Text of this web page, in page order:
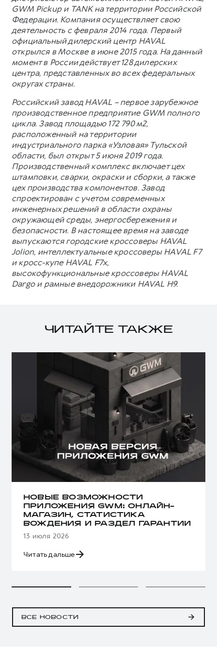
GWM Pickup и TANK на территории Российской
Федерации. Компания осуществляет свою
деятельность с февраля 2014 года. Первый
официальный дилерский центр HAVAL
открылся в Москве в июне 2015 года. На данный
момент в России действует 128 дилерских
центра, представленных во всех федеральных
округах страны.
Российский завод HAVAL – первое зарубежное
производственное предприятие GWM полного
цикла. Завод площадью 172 790 м2,
расположенный на территории
индустриального парка «Узловая» Тульской
области, был открыт 5 июня 2019 года.
Производственный комплекс включает цех
штамповки, сварки, окраски и сборки, а также
цех производства компонентов. Завод
спроектирован с учетом современных
инженерных решений в области охраны
окружающей среды, энергосбережения и
безопасности. В настоящее время на заводе
выпускаются городские кроссоверы HAVAL
Jolion, интеллектуальные кроссоверы HAVAL F7
и кросс-купе HAVAL F7x,
высокофункциональные кроссоверы HAVAL
Dargo и рамные внедорожники HAVAL H9.
ЧИТАЙТЕ ТАКЖЕ
НОВЫЕ ВОЗМОЖНОСТИ
ПРИЛОЖЕНИЯ GWM: ОНЛАЙН-
МАГАЗИН, СТАТИСТИКА
ВОЖДЕНИЯ И РАЗДЕЛ ГАРАНТИИ
13 июля 2026
Читать дальше
ВСЕ НОВОСТИ